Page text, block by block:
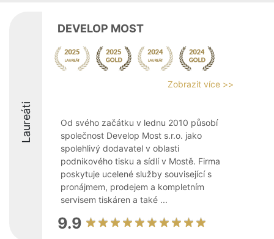
Laureáti
DEVELOP MOST
Zobrazit více >>
Od svého začátku v lednu 2010 působí
společnost Develop Most s.r.o. jako
spolehlivý dodavatel v oblasti
podnikového tisku a sídlí v Mostě. Firma
poskytuje ucelené služby související s
pronájmem, prodejem a kompletním
servisem tiskáren a také ...
9.9